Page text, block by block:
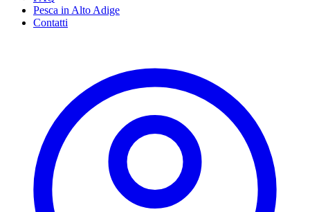
Pesca in Alto Adige
Contatti